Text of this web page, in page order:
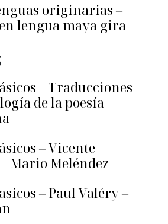
originarias –
lengua maya gira
– Traducciones
de la poesía
– Vicente
Mario Meléndez
– Paul Valéry –